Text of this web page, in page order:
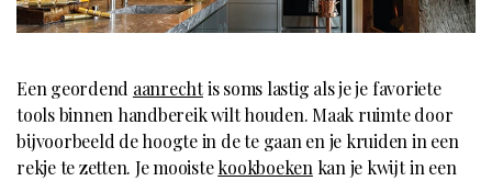
Een geordend aanrechtis soms lastig als je je favoriete
tools binnen handbereik wilt houden. Maak ruimte door
bijvoorbeeld de hoogte in de te gaan en je kruiden in een
rekje te zetten. Je mooistekookboekenkan je kwijt in een